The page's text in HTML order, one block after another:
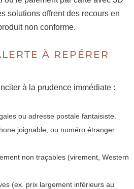
solutions offrent des recours en
non conforme.
À REPÉRER
à la prudence immédiate :
ou adresse postale fantaisiste.
joignable, ou numéro étranger
non traçables (virement, Western
(ex. prix largement inférieurs au